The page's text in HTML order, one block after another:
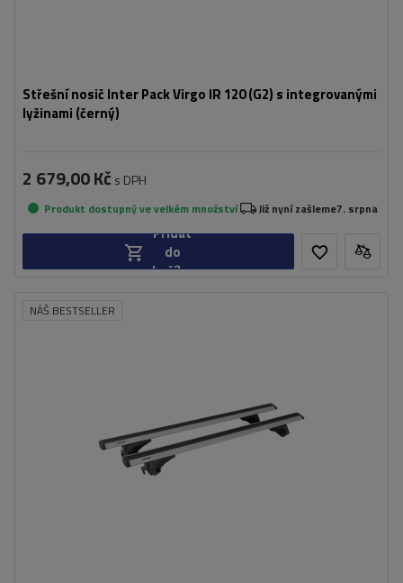
Střešní nosič Inter Pack Virgo IR 120 (G2) s integrovanými
lyžinami (černý)
2 679,00 Kč s DPH
Produkt dostupný ve velkém množství Již nyní zašleme7. srpna
Přidat
do
košíku
NÁŠ BESTSELLER